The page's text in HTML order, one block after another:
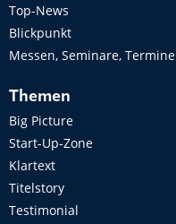
Top-News
Blickpunkt
Messen, Seminare, Termine
Themen
Big Picture
Start-Up-Zone
Klartext
Titelstory
Testimonial